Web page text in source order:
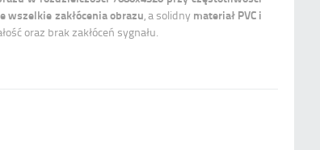
wszelkie zakłócenia obrazu , a solidny materiał PVC i
oraz brak zakłóceń sygnału.